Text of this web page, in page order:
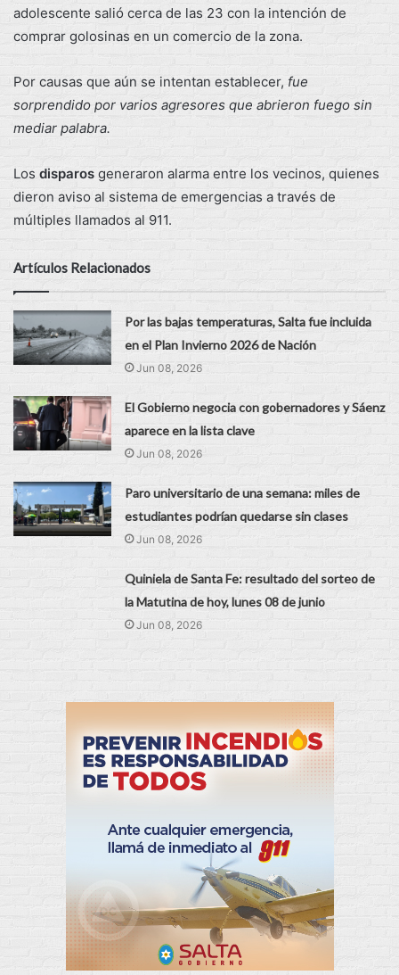
adolescente salió cerca de las 23 con la intención de
comprar golosinas en un comercio de la zona.
Por causas que aún se intentan establecer, fue
sorprendido por varios agresores que abrieron fuego sin
mediar palabra.
Los disparos generaron alarma entre los vecinos, quienes
dieron aviso al sistema de emergencias a través de
múltiples llamados al 911.
Artículos Relacionados
Por las bajas temperaturas, Salta fue incluida
en el Plan Invierno 2026 de Nación
Jun 08, 2026
El Gobierno negocia con gobernadores y Sáenz
aparece en la lista clave
Jun 08, 2026
Paro universitario de una semana: miles de
estudiantes podrían quedarse sin clases
Jun 08, 2026
Quiniela de Santa Fe: resultado del sorteo de
la Matutina de hoy, lunes 08 de junio
Jun 08, 2026